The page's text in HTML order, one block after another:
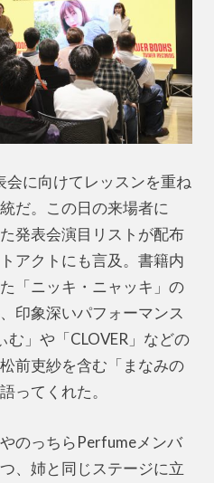
会に向けてレッスンを重ね
だ。この日の来場者に
発表会演目リストが配布
アクトにも言及。書籍内
「ニッキ・ニャッキ」の
印象深いパフォーマンス
む」や「CLOVER」などの
前吏紗を含む「まなみの
ってくれた。
のっちらPerfumeメンバ
、姉と同じステージに立